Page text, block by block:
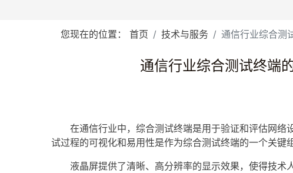
您现在的位置： 首页 技术与服务 通信行业综合测
通信行业综合测试终端
在通信行业中，综合测试终端是用于验证和评估网络
试过程的可视化和易用性是作为综合测试终端的一个关键
液晶屏提供了清晰、高分辨率的显示效果，使得技术